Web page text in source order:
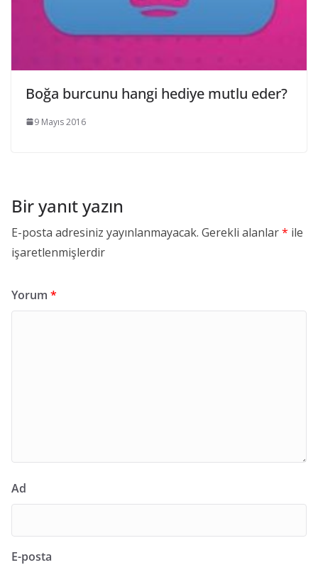
Boğa burcunu hangi hediye mutlu eder?
9 Mayıs 2016
Bir yanıt yazın
E-posta adresiniz yayınlanmayacak. Gerekli alanlar* ile
işaretlenmişlerdir
Yorum *
Ad
E-posta